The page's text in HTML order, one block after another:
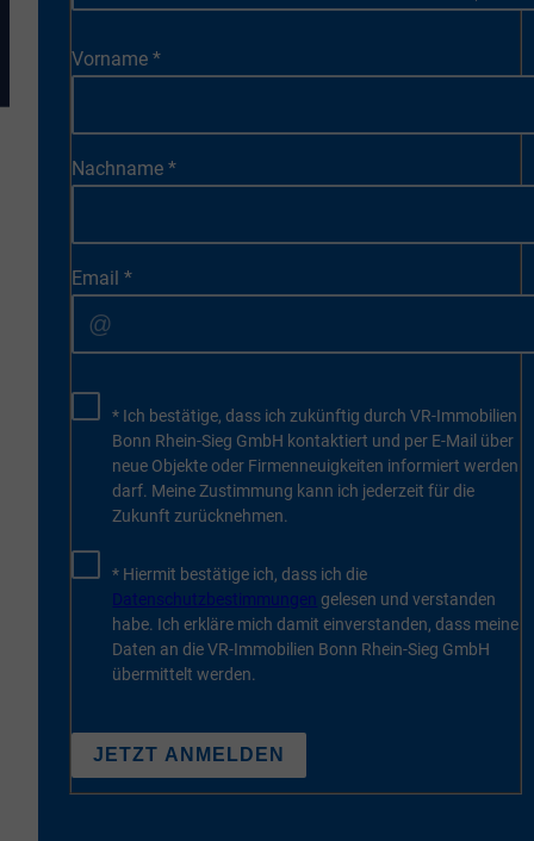
Vorname *
Nachname *
Email *
* Ich bestätige, dass ich zukünftig durch VR-Immobilien
Bonn Rhein-Sieg GmbH kontaktiert und per E-Mail über
neue Objekte oder Firmenneuigkeiten informiert werden
darf. Meine Zustimmung kann ich jederzeit für die
Zukunft zurücknehmen.
* Hiermit bestätige ich, dass ich die
Datenschutzbestimmungen gelesen und verstanden
habe. Ich erkläre mich damit einverstanden, dass meine
Daten an die VR-Immobilien Bonn Rhein-Sieg GmbH
übermittelt werden.
JETZT ANMELDEN